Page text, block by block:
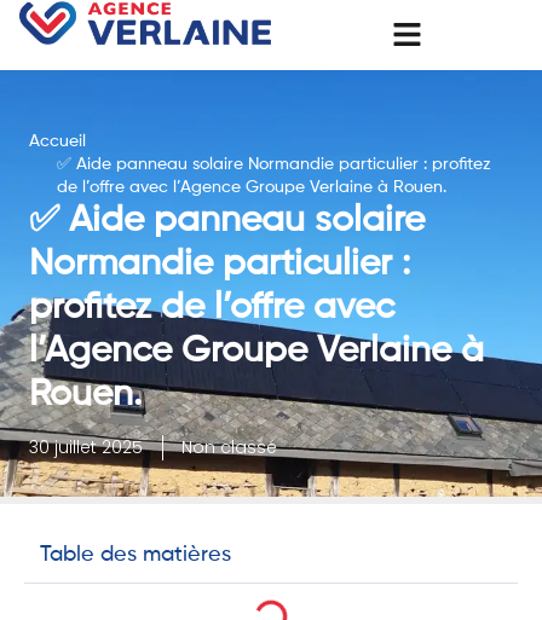
Accueil
✅ Aide panneau solaire Normandie particulier : profitez
de l’offre avec l’Agence Groupe Verlaine à Rouen.
✅ Aide panneau solaire
Normandie particulier :
profitez de l’offre avec
l’Agence Groupe Verlaine à
Rouen.
30 juillet 2025 Non classé
Table des matières